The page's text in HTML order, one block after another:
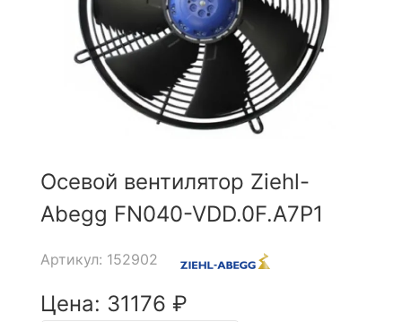
Осевой вентилятор Ziehl-
Abegg FN040-VDD.0F.A7P1
Артикул: 152902
Цена: 31176 ₽